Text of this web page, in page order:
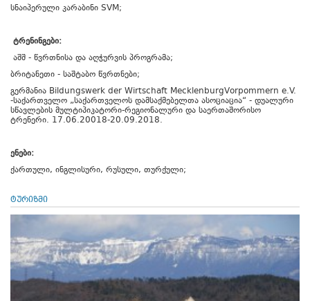
სნაიპერული კარაბინი SVM;
ტრენინგები:
აშშ - წვრთნისა და აღჭურვის პროგრამა;
ბრიტანეთი - საშტაბო წვრთნები;
გერმანია Bildungswerk der Wirtschaft MecklenburgVorpommern e.V.
-საქართველო „საქართველოს დამსაქმებელთა ასოციაცია“ - დუალური
სწავლების მულტიპიკატორი-რეგიონალური და საერთაშორისო
ტრენერი. 17.06.20018-20.09.2018.
ენები:
ქართული, ინგლისური, რუსული, თურქული;
ტურიზმი